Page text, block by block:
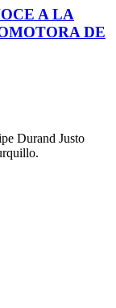
A LA
DE
Durand Justo